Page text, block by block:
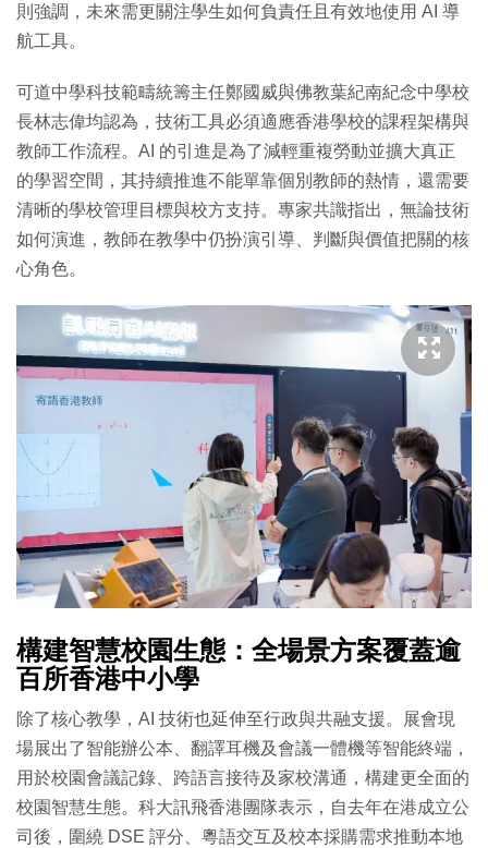
則強調，未來需更關注學生如何負責任且有效地使用 AI 導
航工具。
可道中學科技範疇統籌主任鄭國威與佛教葉紀南紀念中學校
長林志偉均認為，技術工具必須適應香港學校的課程架構與
教師工作流程。AI 的引進是為了減輕重複勞動並擴大真正
的學習空間，其持續推進不能單靠個別教師的熱情，還需要
清晰的學校管理目標與校方支持。專家共識指出，無論技術
如何演進，教師在教學中仍扮演引導、判斷與價值把關的核
心角色。
構建智慧校園生態：全場景方案覆蓋逾
百所香港中小學
除了核心教學，AI 技術也延伸至行政與共融支援。展會現
場展出了智能辦公本、翻譯耳機及會議一體機等智能終端，
用於校園會議記錄、跨語言接待及家校溝通，構建更全面的
校園智慧生態。科大訊飛香港團隊表示，自去年在港成立公
司後，圍繞 DSE 評分、粵語交互及校本採購需求推動本地